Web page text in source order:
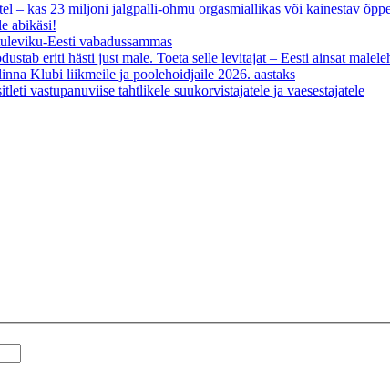
– kas 23 miljoni jalgpalli-ohmu orgasmiallikas või kainestav
abikäsi!
Eesti vabadussammas
eriti hästi just male. Toeta selle levitajat – Eesti ainsat
Klubi liikmeile ja poolehoidjaile 2026. aastaks
vastupanuviise tahtlikele suukorvistajatele ja vaesestajatele